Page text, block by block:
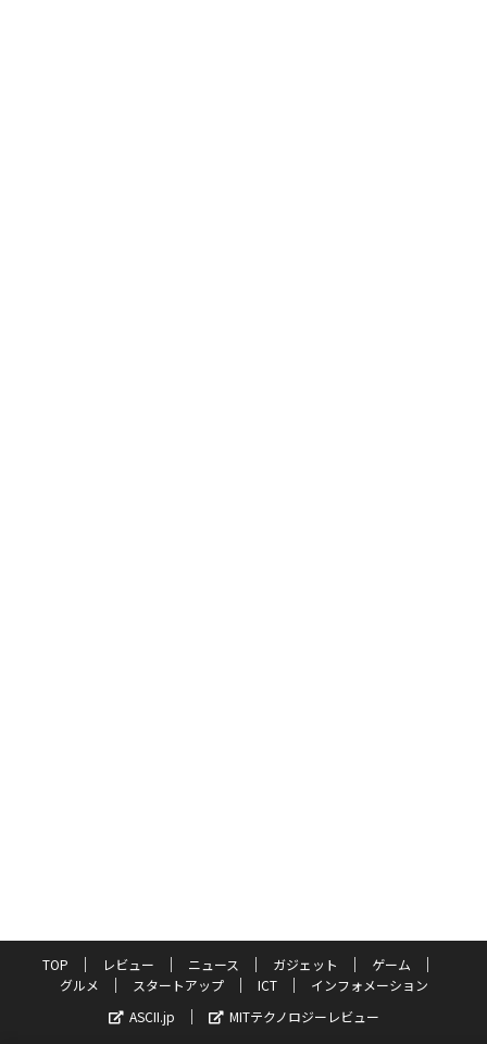
TOP レビュー ニュース ガジェット
ゲーム
グルメ
スタートアップ ICT
インフォメーション
ASCII.jp
MITテクノロジーレビュー